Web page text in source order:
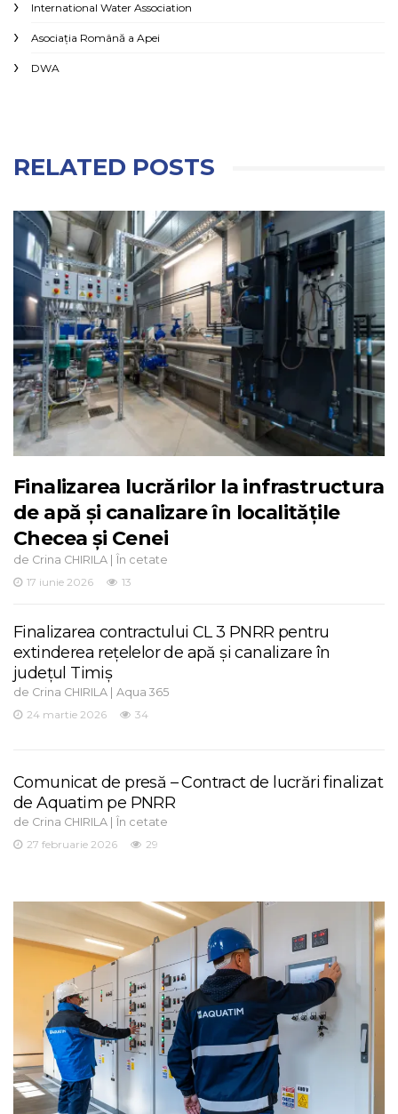
International Water Association
Asociaţia Română a Apei
DWA
RELATED POSTS
Finalizarea lucrărilor la infrastructura
de apă și canalizare în localitățile
Checea și Cenei
de Crina CHIRILA | În cetate
17 iunie 2026
13
Finalizarea contractului CL 3 PNRR pentru
extinderea rețelelor de apă și canalizare în
județul Timiș
de Crina CHIRILA | Aqua 365
24 martie 2026
34
Comunicat de presă – Contract de lucrări finalizat
de Aquatim pe PNRR
de Crina CHIRILA | În cetate
27 februarie 2026
29